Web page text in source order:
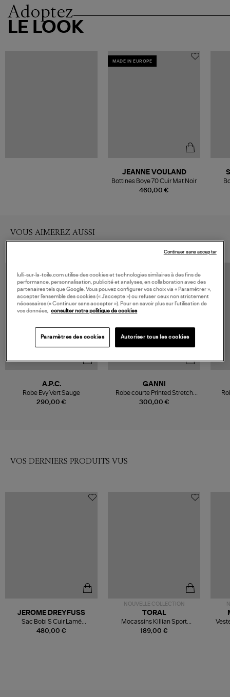
Adoptez
LE LOOK
MADE IN EUROPE
460,00 €
JEANNE VOULAND
Bottines Boye 70 Cuir Mat Noir
VOUS AIMEREZ AUSSI
290,00 €
A.P.C.
Robe Evy Vert Sauge
300,00 €
GANNI
Robe courte Printed Stretch
Buttoned Jadeite
VOS DERNIERS PRODUITS VUS
480,00 €
JEROME DREYFUSS
Sac Bobi S Cuir Lamé
Champagne
NOUVELLE COLLECTION
189,00 €
TORAL
Mocassins Killian Sport
Mousse
lulli-sur-la-toile.com utilise des cookies et technologies similaires à des fins de
performance, personnalisation, publicité et analyses, en collaboration avec des
partenaires tels que Google. Vous pouvez configurer vos choix via « Paramétrer »,
accepter l’ensemble des cookies (« J’accepte ») ou refuser ceux non strictement
nécessaires (« Continuer sans accepter »). Pour en savoir plus sur l’utilisation de
vos données, consulter notre politique de cookies
Paramètres des cookies Autoriser tous les cookies
Continuer sans accepter